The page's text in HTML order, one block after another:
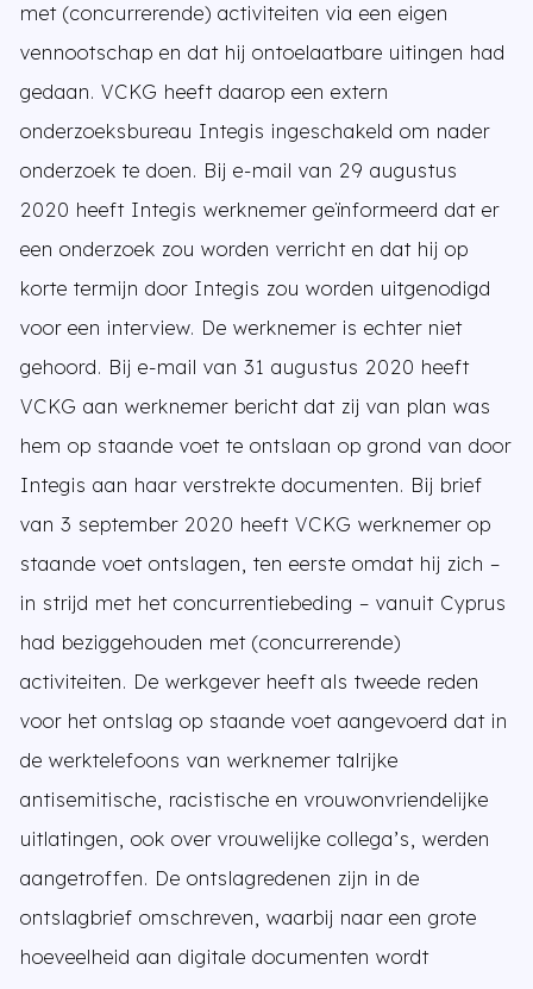
met (concurrerende) activiteiten via een eigen
vennootschap en dat hij ontoelaatbare uitingen had
gedaan. VCKG heeft daarop een extern
onderzoeksbureau Integis ingeschakeld om nader
onderzoek te doen. Bij e-mail van 29 augustus
2020 heeft Integis werknemer geïnformeerd dat er
een onderzoek zou worden verricht en dat hij op
korte termijn door Integis zou worden uitgenodigd
voor een interview. De werknemer is echter niet
gehoord. Bij e-mail van 31 augustus 2020 heeft
VCKG aan werknemer bericht dat zij van plan was
hem op staande voet te ontslaan op grond van door
Integis aan haar verstrekte documenten. Bij brief
van 3 september 2020 heeft VCKG werknemer op
staande voet ontslagen, ten eerste omdat hij zich –
in strijd met het concurrentiebeding – vanuit Cyprus
had beziggehouden met (concurrerende)
activiteiten. De werkgever heeft als tweede reden
voor het ontslag op staande voet aangevoerd dat in
de werktelefoons van werknemer talrijke
antisemitische, racistische en vrouwonvriendelijke
uitlatingen, ook over vrouwelijke collega’s, werden
aangetroffen. De ontslagredenen zijn in de
ontslagbrief omschreven, waarbij naar een grote
hoeveelheid aan digitale documenten wordt